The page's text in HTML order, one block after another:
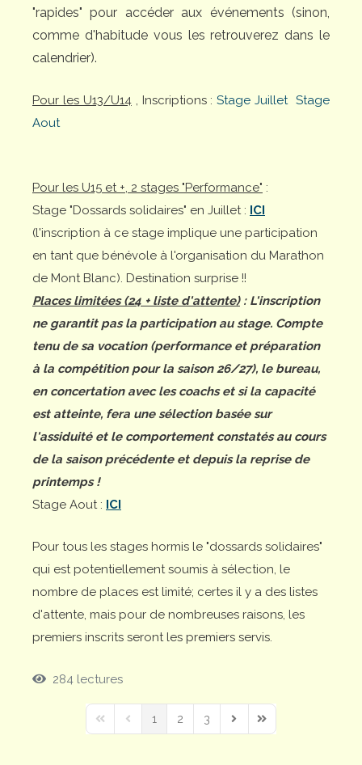
"rapides" pour accéder aux événements (sinon,
comme d'habitude vous les retrouverez dans le
calendrier).
Pour les U13/U14, Inscriptions :Stage Juillet Stage
Aout
Pour les U15 et +, 2 stages "Performance" :
Stage "Dossards solidaires" en Juillet : ICI
(l'inscription à ce stage implique une participation
en tant que bénévole à l'organisation du Marathon
de Mont Blanc). Destination surprise !!
Places limitées (24 + liste d'attente): L'inscription
ne garantit pas la participation au stage. Compte
tenu de sa vocation (performance et préparation
à la compétition pour la saison 26/27), le bureau,
en concertation avec les coachs et si la capacité
est atteinte, fera une sélection basée sur
l'assiduité et le comportement constatés au cours
de la saison précédente et depuis la reprise de
printemps !
Stage Aout : ICI
Pour tous les stages hormis le "dossards solidaires"
qui est potentiellement soumis à sélection, le
nombre de places est limité; certes il y a des listes
d'attente, mais pour de nombreuses raisons, les
premiers inscrits seront les premiers servis.
284 lectures
First PagePrevious Page
1 2 3
Next PageLast Page